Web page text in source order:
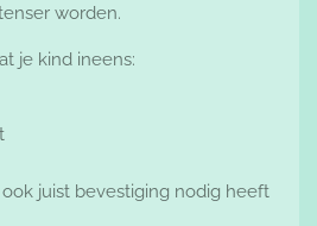
worden.
je kind ineens:
juist bevestiging nodig heeft